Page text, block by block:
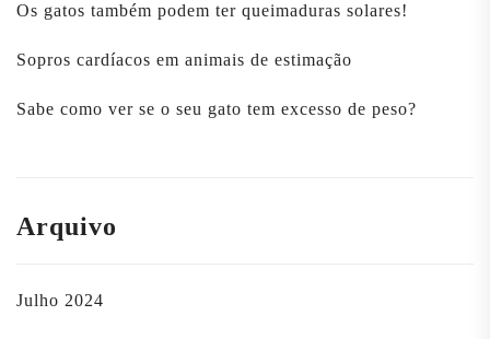
Os gatos também podem ter queimaduras solares!
Sopros cardíacos em animais de estimação
Sabe como ver se o seu gato tem excesso de peso?
Arquivo
Julho 2024